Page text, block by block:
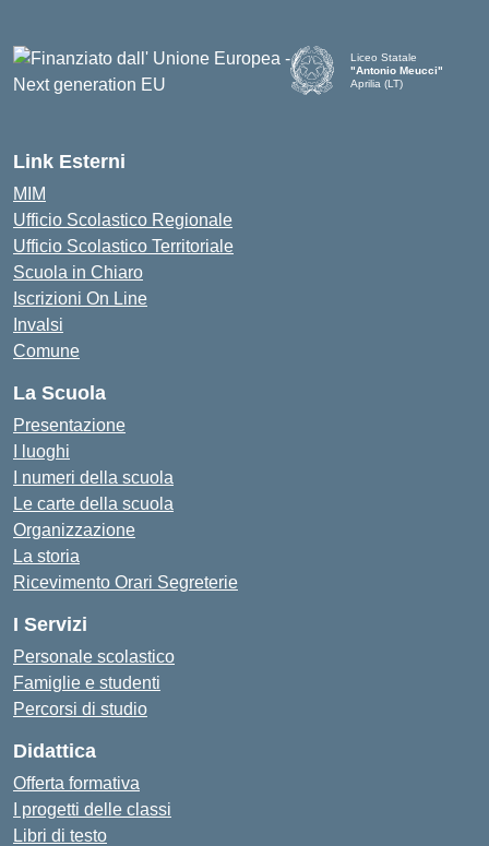
Liceo Statale
"Antonio Meucci"
Aprilia (LT)
Link Esterni
MIM
Ufficio Scolastico Regionale
Ufficio Scolastico Territoriale
Scuola in Chiaro
Iscrizioni On Line
Invalsi
Comune
La Scuola
Presentazione
I luoghi
I numeri della scuola
Le carte della scuola
Organizzazione
La storia
Ricevimento Orari Segreterie
I Servizi
Personale scolastico
Famiglie e studenti
Percorsi di studio
Didattica
Offerta formativa
I progetti delle classi
Libri di testo